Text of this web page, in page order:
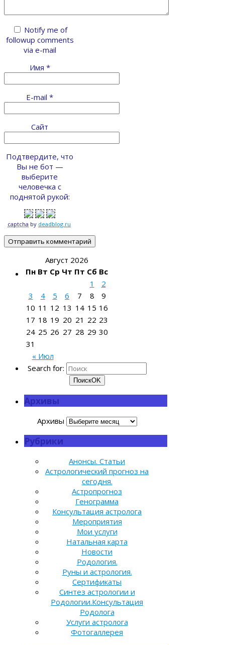
Notify me of
followup comments
via e-mail
Имя *
E-mail *
Сайт
Подтвердите, что
Вы не бот —
выберите
человечка с
поднятой рукой:
captcha by deadblog.ru
Август 2026
Пн Вт Ср Чт Пт Сб Вс
« Июл
1
2
3
4 5 6 7 8
9
10 11 12 13 14 15 16
17 18 19 20 21 22 23
24 25 26 27 28 29 30
31
Search for:
ПоискOK
Архивы
Архивы
Рубрики
Анонсы. Статьи
Астрологический прогноз на
сегодня.
Астропрогноз
Генограмма
Консультация астролога
Мероприятия
Мои услуги
Натальная карта
Новости
Родология.
Руны и астрология.
Сертификаты
Синтез астрологии и
Родологии.Консультация
Родолога
Услуги астролога
Фотогаллерея